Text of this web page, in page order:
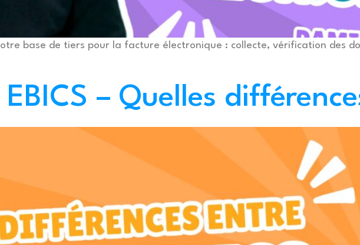
base de tiers pour la facture électronique : collecte, vérification des
EBICS – Quelles